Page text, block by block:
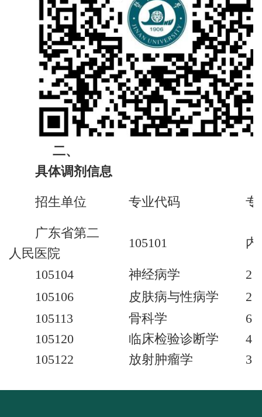
二、
具体调剂信息
招生单位 专业代码 专
广东省第二
人民医院
105101 内
105104 神经病学
2
105106
皮肤病与性病学
2
105113
骨科学
6
105120
临床检验诊断学
4
105122
放射肿瘤学 3